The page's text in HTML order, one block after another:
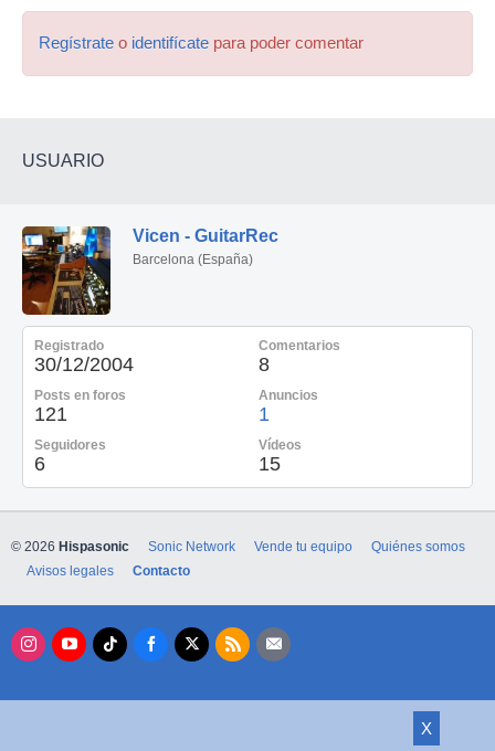
Regístrate o identifícate para poder comentar
USUARIO
Vicen - GuitarRec
Barcelona (España)
Registrado
30/12/2004
Comentarios
8
Posts en foros
121
Anuncios
1
Seguidores
6
Vídeos
15
X
© 2026 Hispasonic Sonic Network Vende tu equipo
Quiénes somos
Avisos legales
Contacto